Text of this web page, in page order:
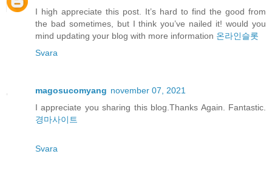
I high appreciate this post. It’s hard to find the good from
the bad sometimes, but I think you’ve nailed it! would you
mind updating your blog with more information 온라인슬롯
Svara
magosucomyang november 07, 2021
I appreciate you sharing this blog.Thanks Again. Fantastic.
경마사이트
Svara